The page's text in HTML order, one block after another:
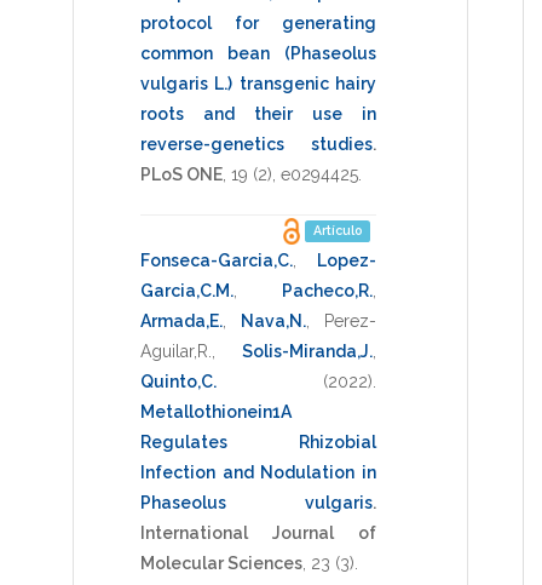
protocol for generating
common bean (Phaseolus
vulgaris L.) transgenic hairy
roots and their use in
reverse-genetics studies.
PLoS ONE 19 (2), e0294425
Artículo
Fonseca-Garcia,C.
Lopez-
Garcia,C.M.
Pacheco,R.
Armada,E.
Nava,N.
Perez-
Aguilar,R.
Solis-Miranda,J.
Quinto,C.
(2022)
Metallothionein1A
Regulates Rhizobial
Infection and Nodulation in
Phaseolus vulgaris.
International Journal of
Molecular Sciences 23 (3).